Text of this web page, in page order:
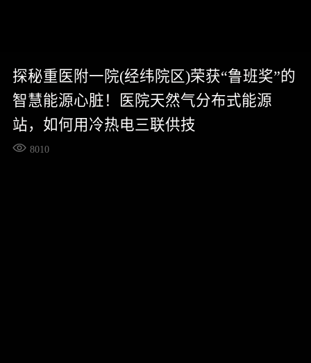
探秘重医附一院(经纬院区)荣获“鲁班奖”的
智慧能源心脏！医院天然气分布式能源
站，如何用冷热电三联供技
8010